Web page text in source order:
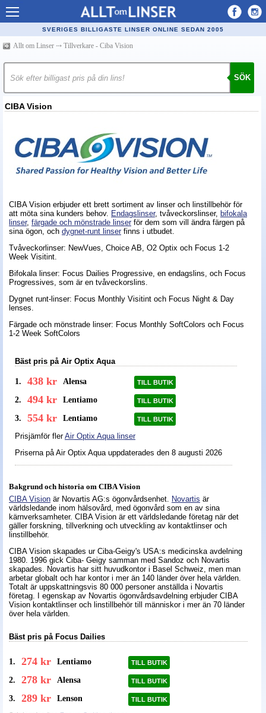
Allt om Linser
Billiga kontaktlinser
Köpa linser på nätet
Populära linser
Linsvätska
Optiker
Glasögon
Tillverkare - linser
Nyheter - linser
SVERIGES BILLIGASTE LINSER ONLINE SEDAN 2005
Allt om Linser ⤏ Tillverkare - Ciba Vision
SÖK
CIBA Vision
CIBA Vision erbjuder ett brett sortiment av linser och linstillbehör för
att möta sina kunders behov. Endagslinser, tvåveckorslinser, bifokala
linser, färgade och mönstrade linserför dem som vill ändra färgen på
sina ögon, och dygnet-runt linserfinns i utbudet.
Tvåveckorlinser: NewVues, Choice AB, O2 Optix och Focus 1-2
Week Visitint.
Bifokala linser: Focus Dailies Progressive, en endagslins, och Focus
Progressives, som är en tvåveckorslins.
Dygnet runt-linser: Focus Monthly Visitint och Focus Night & Day
lenses.
Färgade och mönstrade linser: Focus Monthly SoftColors och Focus
1-2 Week SoftColors
Bäst pris på Air Optix Aqua
1. 438 kr Alensa TILL BUTIK
2. 494 kr Lentiamo TILL BUTIK
3. 554 kr Lentiamo TILL BUTIK
Prisjämför flerAir Optix Aqua linser
Priserna på Air Optix Aqua uppdaterades den 8 augusti 2026
Bakgrund och historia om CIBA Vision
CIBA Vision är Novartis AG:s ögonvårdsenhet. Novartis är
världsledande inom hälsovård, med ögonvård som en av sina
kärnverksamheter. CIBA Vision är ett världsledande företag när det
gäller forskning, tillverkning och utveckling av kontaktlinser och
linstillbehör.
CIBA Vision skapades ur Ciba-Geigy's USA:s medicinska avdelning
1980. 1996 gick Ciba- Geigy samman med Sandoz och Novartis
skapades. Novartis har sitt huvudkontor i Basel Schweiz, men man
arbetar globalt och har kontor i mer än 140 länder över hela världen.
Totalt är uppskattningsvis 80 000 personer anställda i Novartis
företag. I egenskap av Novartis ögonvårdsavdelning erbjuder CIBA
Vision kontaktlinser och linstillbehör till människor i mer än 70 länder
över hela världen.
Bäst pris på Focus Dailies
1. 274 kr Lentiamo TILL BUTIK
2. 278 kr Alensa TILL BUTIK
3. 289 kr Lenson TILL BUTIK